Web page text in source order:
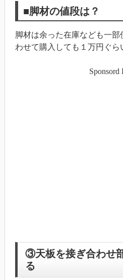
■脚材の値段は？
脚材は余った在庫なども一
わせて購入しても１万円ぐら
Sponsord
③天板を接ぎ合わせ
る